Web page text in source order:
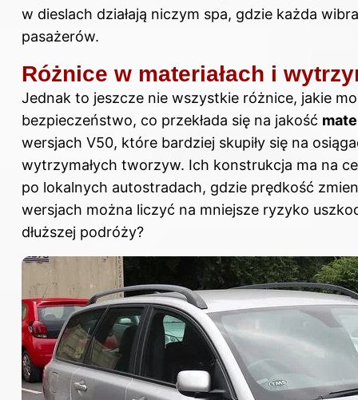
w dieslach działają niczym spa, gdzie każda
pasażerów.
Różnice w materiałach i
Jednak to jeszcze nie wszystkie różnice, jakie
bezpieczeństwo, co przekłada się na jakość
wersjach V50, które bardziej skupiły się na
wytrzymałych tworzyw. Ich konstrukcja ma na
po lokalnych autostradach, gdzie prędkość
wersjach można liczyć na mniejsze ryzyko
dłuższej podróży?